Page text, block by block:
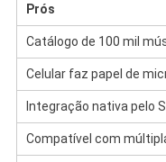
Prós
Catálogo de 100 mil
Celular faz papel de
Integração nativa pelo
Compatível com